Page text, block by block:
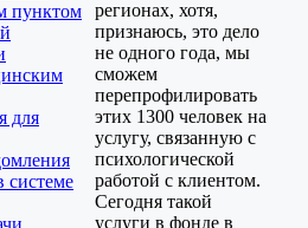
пунктом
для
системе
регионах, хотя,
признаюсь, это дело
не одного года, мы
сможем
перепрофилировать
этих 1300 человек на
услугу, связанную с
психологической
работой с клиентом.
Сегодня такой
услуги в фонде в